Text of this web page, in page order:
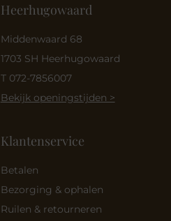
Heerhugowaard
Middenwaard 68
1703 SH Heerhugowaard
T 072-7856007
Bekijk openingstijden >
Klantenservice
Betalen
Bezorging & ophalen
Ruilen & retourneren